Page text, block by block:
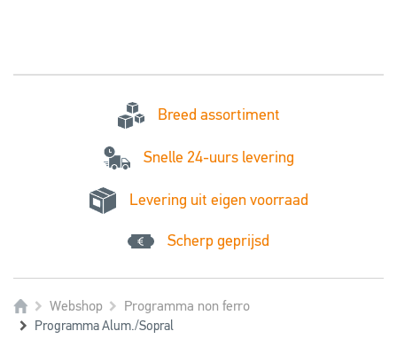
Breed assortiment
Snelle 24-uurs levering
Levering uit eigen voorraad
Scherp geprijsd
Webshop Programma non ferro
Programma Alum./Sopral